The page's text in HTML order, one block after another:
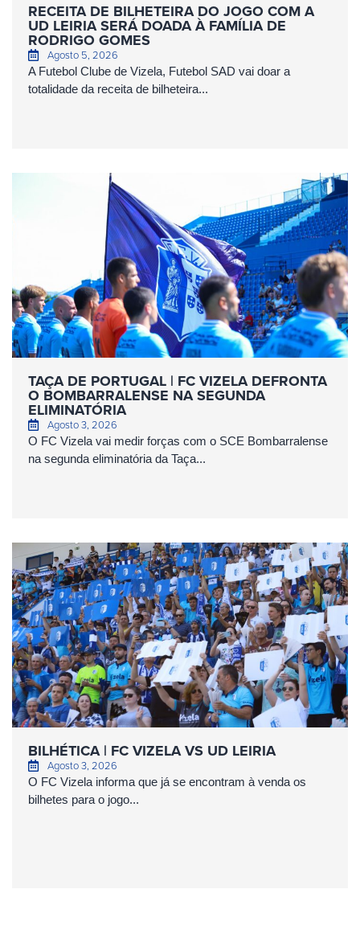
RECEITA DE BILHETEIRA DO JOGO COM A
UD LEIRIA SERÁ DOADA À FAMÍLIA DE
RODRIGO GOMES
Agosto 5, 2026
A Futebol Clube de Vizela, Futebol SAD vai doar a
totalidade da receita de bilheteira...
TAÇA DE PORTUGAL | FC VIZELA DEFRONTA
O BOMBARRALENSE NA SEGUNDA
ELIMINATÓRIA
Agosto 3, 2026
O FC Vizela vai medir forças com o SCE Bombarralense
na segunda eliminatória da Taça...
BILHÉTICA | FC VIZELA VS UD LEIRIA
Agosto 3, 2026
O FC Vizela informa que já se encontram à venda os
bilhetes para o jogo...